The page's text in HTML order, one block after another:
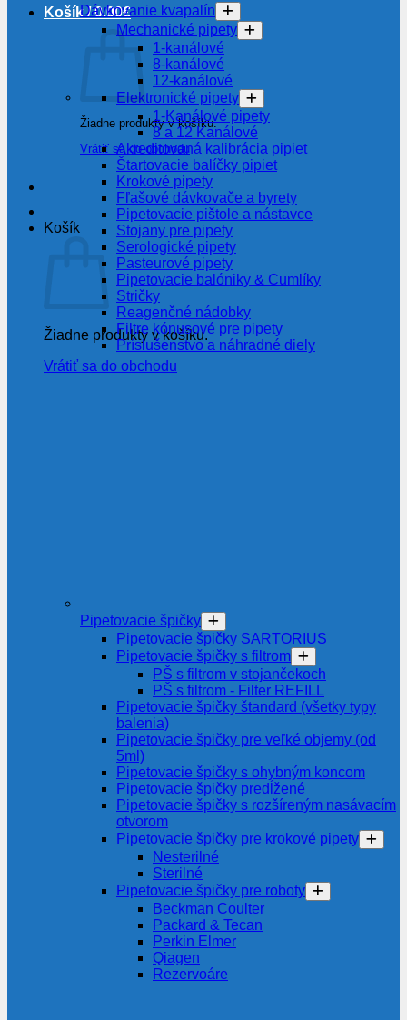
Košík /0.00€
Žiadne produkty v košíku.
Vrátiť sa do obchodu
Košík
Žiadne produkty v košíku.
Vrátiť sa do obchodu
Dávkovanie kvapalín
Mechanické pipety
1-kanálové
8-kanálové
12-kanálové
Elektronické pipety
1-Kanálové pipety
8 a 12 Kanálové
Akreditovaná kalibrácia pipiet
Štartovacie balíčky pipiet
Krokové pipety
Fľašové dávkovače a byrety
Pipetovacie pištole a nástavce
Stojany pre pipety
Serologické pipety
Pasteurové pipety
Pipetovacie balóniky & Cumlíky
Stričky
Reagenčné nádobky
Filtre kónusové pre pipety
Príslušenstvo a náhradné diely
Pipetovacie špičky
Pipetovacie špičky SARTORIUS
Pipetovacie špičky s filtrom
PŠ s filtrom v stojančekoch
PŠ s filtrom - Filter REFILL
Pipetovacie špičky štandard (všetky typy
balenia)
Pipetovacie špičky pre veľké objemy (od
5ml)
Pipetovacie špičky s ohybným koncom
Pipetovacie špičky predĺžené
Pipetovacie špičky s rozšíreným nasávacím
otvorom
Pipetovacie špičky pre krokové pipety
Nesterilné
Sterilné
Pipetovacie špičky pre roboty
Beckman Coulter
Packard & Tecan
Perkin Elmer
Qiagen
Rezervoáre